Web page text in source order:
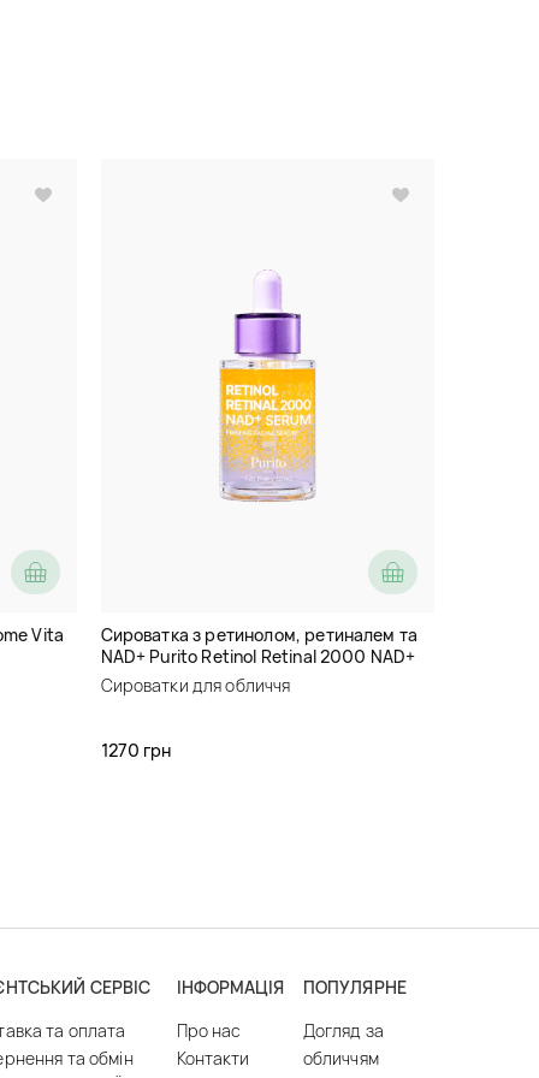
Vita
Сироватка з ретинолом, ретиналем та
NAD+ Purito Retinol Retinal 2000 NAD+
Serum
Сироватки для обличчя
1270 грн
СЕРВІС
та оплата
та обмін
ІНФОРМАЦІЯ
Про нас
Контакти
ПОПУЛЯРНЕ
Догляд за
обличчям